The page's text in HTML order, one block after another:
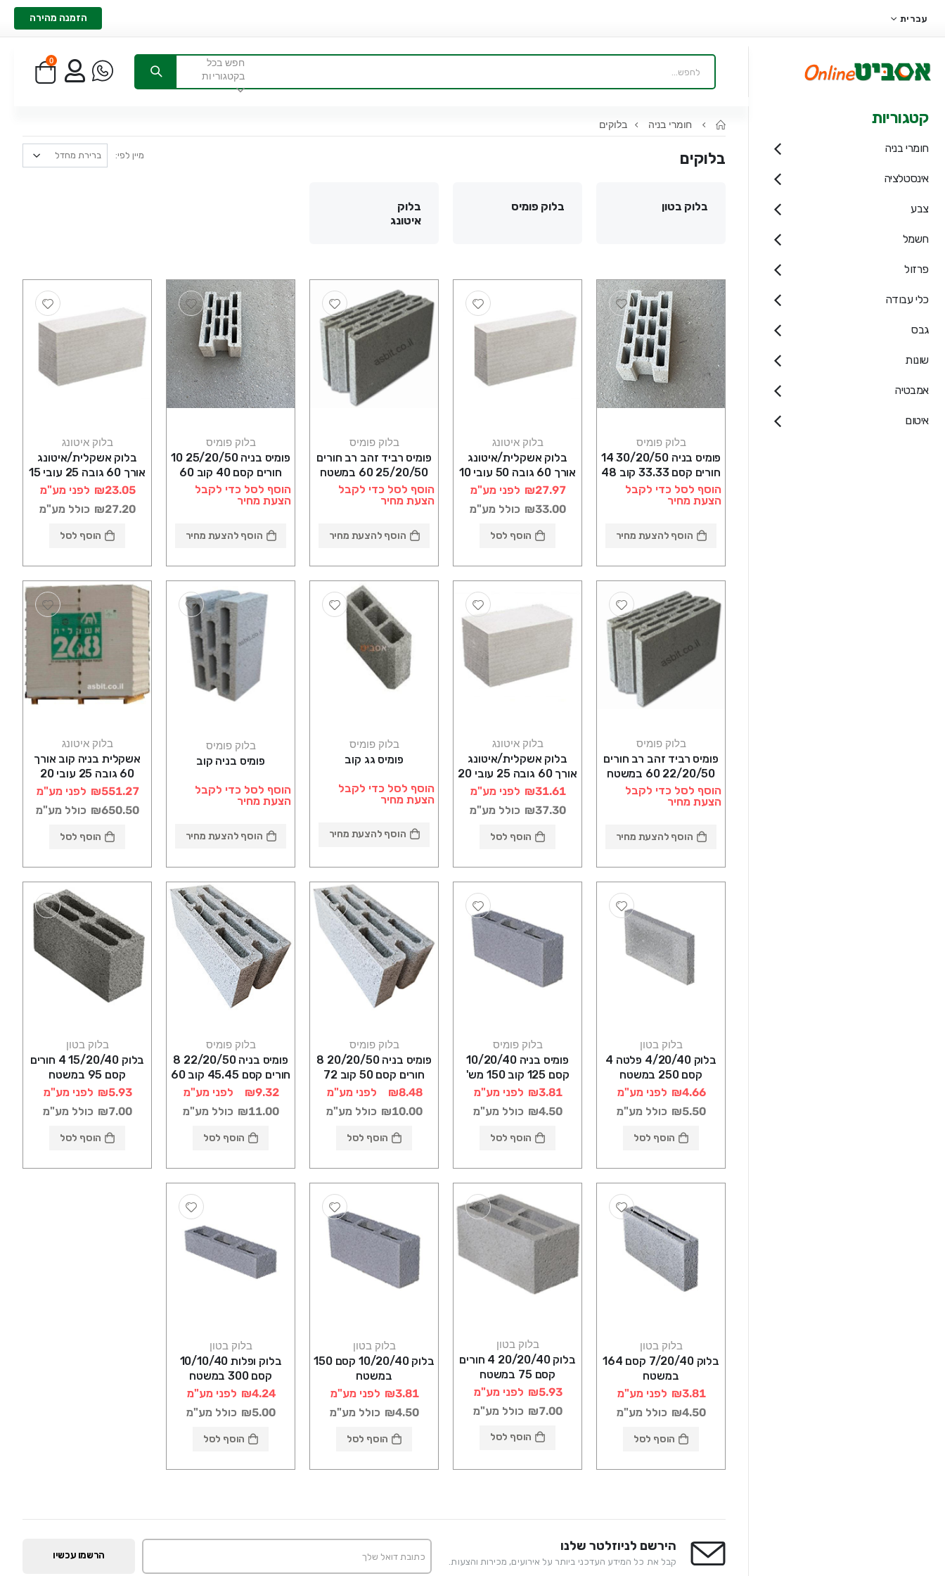
עברית הזמנה מהירה
חפש בכל
בקטגוריות
0
קטגוריות
חומרי בניה
אינסטלציה
צבע
חשמל
פרזול
כלי עבודה
גבס
שונות
אמבטיה
איטום
חומרי בניה בלוקים
בלוקים מיין לפי:
בלוק בטון בלוק פומיס
בלוק
איטונג
בלוק פומיס
פומיס בניה 30/20/50 14
חורים קסם 33.33 קוב 48
במשטח
הוסף לסל כדי לקבל
הצעת מחיר
הוסף להצעת מחיר
בלוק איטונג
בלוק אשקלית/איטונג
אורך 60 גובה 50 עובי 10
₪27.97 לפני מע"מ
₪33.00 כולל מע"מ
הוסף לסל
בלוק פומיס
פומיס רביד זהב רב חורים
25/20/50 60 במשטח
הוסף לסל כדי לקבל
הצעת מחיר
הוסף להצעת מחיר
בלוק פומיס
פומיס בניה 25/20/50 10
חורים קסם 40 קוב 60
במשטח
הוסף לסל כדי לקבל
הצעת מחיר
הוסף להצעת מחיר
בלוק איטונג
בלוק אשקלית/איטונג
אורך 60 גובה 25 עובי 15
₪23.05 לפני מע"מ
₪27.20 כולל מע"מ
הוסף לסל
בלוק פומיס
פומיס רביד זהב רב חורים
22/20/50 60 במשטח
הוסף לסל כדי לקבל
הצעת מחיר
הוסף להצעת מחיר
בלוק איטונג
בלוק אשקלית/איטונג
אורך 60 גובה 25 עובי 20
₪31.61 לפני מע"מ
₪37.30 כולל מע"מ
הוסף לסל
בלוק פומיס
פומיס גג קוב
הוסף לסל כדי לקבל
הצעת מחיר
הוסף להצעת מחיר
בלוק פומיס
פומיס בניה קוב
הוסף לסל כדי לקבל
הצעת מחיר
הוסף להצעת מחיר
בלוק איטונג
אשקלית בניה קוב אורך
60 גובה 25 עובי 20
₪551.27 לפני מע"מ
₪650.50 כולל מע"מ
הוסף לסל
בלוק בטון
בלוק 4/20/40 פלטה 4
קסם 250 במשטח
₪4.66 לפני מע"מ
₪5.50 כולל מע"מ
הוסף לסל
בלוק פומיס
פומיס בניה 10/20/40
קסם 125 קוב 150 מש'
₪3.81 לפני מע"מ
₪4.50 כולל מע"מ
הוסף לסל
בלוק פומיס
פומיס בניה 20/20/50 8
חורים קסם 50 קוב 72
במשטח₪8.48
לפני מע"מ
₪10.00 כולל מע"מ
הוסף לסל
בלוק פומיס
פומיס בניה 22/20/50 8
חורים קסם 45.45 קוב 60
במשטח₪9.32
לפני מע"מ
₪11.00 כולל מע"מ
הוסף לסל
בלוק בטון
בלוק 15/20/40 4 חורים
קסם 95 במשטח
₪5.93 לפני מע"מ
₪7.00 כולל מע"מ
הוסף לסל
בלוק בטון
בלוק 7/20/40 קסם 164
במשטח
₪3.81 לפני מע"מ
₪4.50 כולל מע"מ
הוסף לסל
בלוק בטון
בלוק 20/20/40 4 חורים
קסם 75 במשטח
₪5.93 לפני מע"מ
₪7.00 כולל מע"מ
הוסף לסל
בלוק בטון
בלוק 10/20/40 קסם 150
במשטח
₪3.81 לפני מע"מ
₪4.50 כולל מע"מ
הוסף לסל
בלוק בטון
בלוק ופלות 10/10/40
קסם 300 במשטח
₪4.24 לפני מע"מ
₪5.00 כולל מע"מ
הוסף לסל
הירשם לניוזלטר שלנו
קבל את כל המידע העדכני ביותר על אירועים, מכירות והצעות.
הרשמו עכשיו